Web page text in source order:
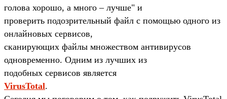
голова хорошо, а много – лучше" и
проверить подозрительный файл с помощью одного из
онлайновых сервисов,
сканирующих файлы множеством антивирусов
одновременно. Одним из лучших из
подобных сервисов является
VirusTotal.